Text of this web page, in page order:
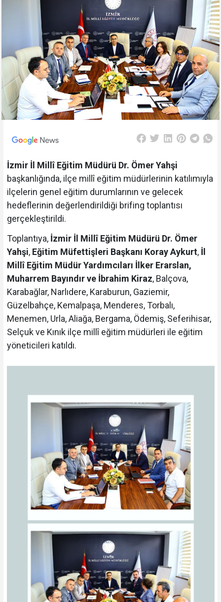
İzmir İl Millî Eğitim Müdürü Dr. Ömer Yahşi
başkanlığında, ilçe millî eğitim müdürlerinin katılımıyla
ilçelerin genel eğitim durumlarının ve gelecek
hedeflerinin değerlendirildiği brifing toplantısı
gerçekleştirildi.
Toplantıya, İzmir İl Millî Eğitim Müdürü Dr. Ömer
Yahşi, Eğitim Müfettişleri Başkanı Koray Aykurt, İl
Millî Eğitim Müdür Yardımcıları İlker Erarslan,
Muharrem Bayındır ve İbrahim Kiraz, Balçova,
Karabağlar, Narlıdere, Karaburun, Gaziemir,
Güzelbahçe, Kemalpaşa, Menderes, Torbalı,
Menemen, Urla, Aliağa, Bergama, Ödemiş, Seferihisar,
Selçuk ve Kınık ilçe millî eğitim müdürleri ile eğitim
yöneticileri katıldı.